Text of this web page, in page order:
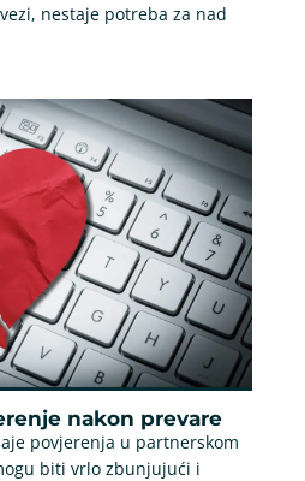
nestaje potreba za nad
nakon prevare
povjerenja u partnerskom
biti vrlo zbunjujući i